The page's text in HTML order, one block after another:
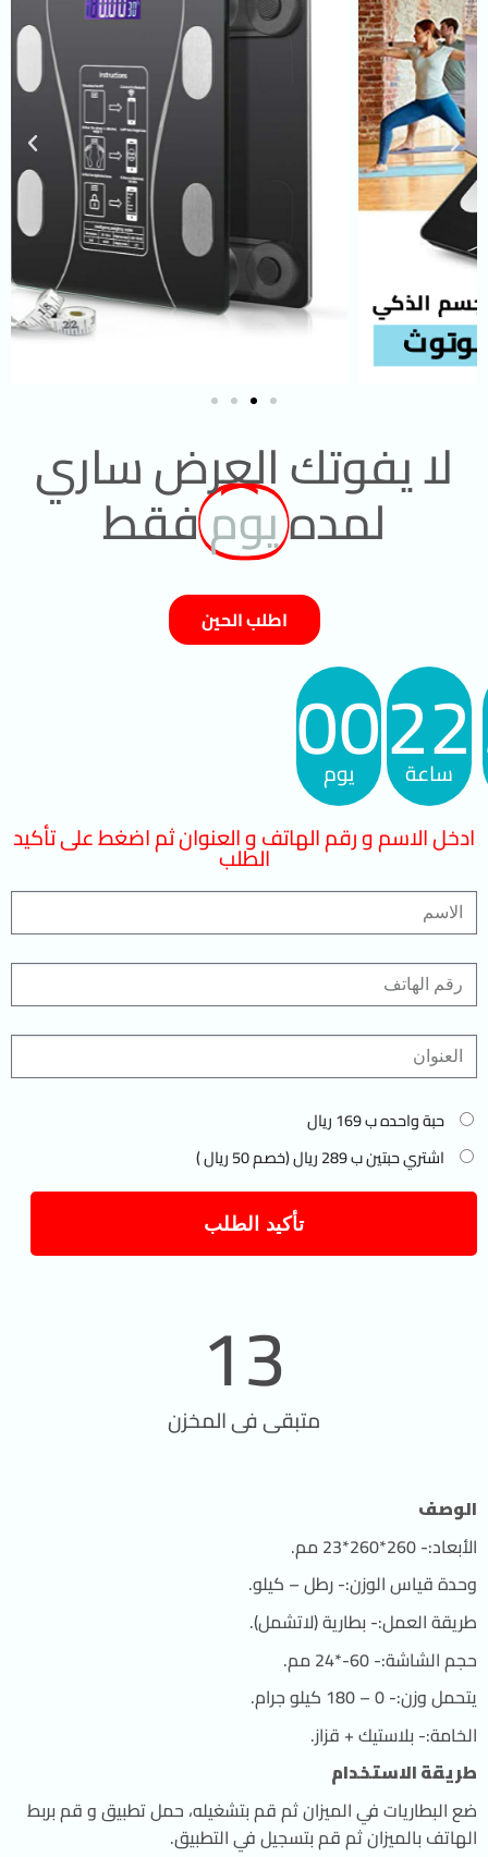
لا يفوتك العرض ساري
لمدهيومفقط
اطلب الحين
00
يوم 22
ساعة
ادخل الاسم و رقم الهاتف و العنوان ثم اضغط على تأكيد
الطلب
حبة واحده ب 169 ريال
اشتري حبتين ب 289 ريال (خصم 50 ريال )
تأكيد الطلب
متبقى فى المخزن
13
الوصف
الأبعاد:- 260*260*23 مم.
وحدة قياس الوزن:- رطل – كيلو.
طريقة العمل:- بطارية (لاتشمل).
حجم الشاشة:- 60-*24 مم.
يتحمل وزن:- 0 – 180 كيلو جرام.
الخامة:- بلاستيك + قزاز.
طريقة الاستخدام
ضع البطاريات في الميزان ثم قم بتشغيله، حمل تطبيق و قم بربط
الهاتف بالميزان ثم قم بتسجيل في التطبيق.